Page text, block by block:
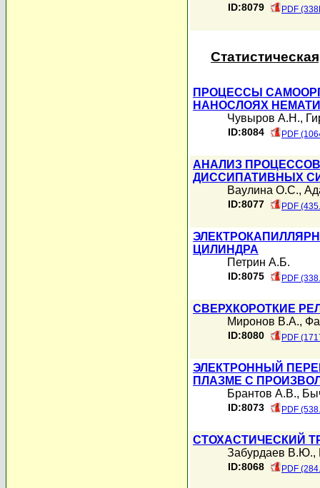
ID:8079 PDF
ПРОЦЕССЫ
НАНОСЛОЯХ
Чувыров А.Н.,
ID:8084 PDF
АНАЛИЗ
ДИССИПАТИВНЫХ
Ваулина О.С.,
ID:8077 PDF
ЦИЛИНДРА
Петрин А.Б.
ID:8075 PDF
СВЕРХКОРОТКИЕ
Миронов В.А.,
ID:8080 PDF
ЭЛЕКТРОННЫЙ
ПЛАЗМЕ С
Брантов А.В.,
ID:8073 PDF
СТОХАСТИЧЕСКИЙ
Забурдаев В.Ю.,
ID:8068 PDF